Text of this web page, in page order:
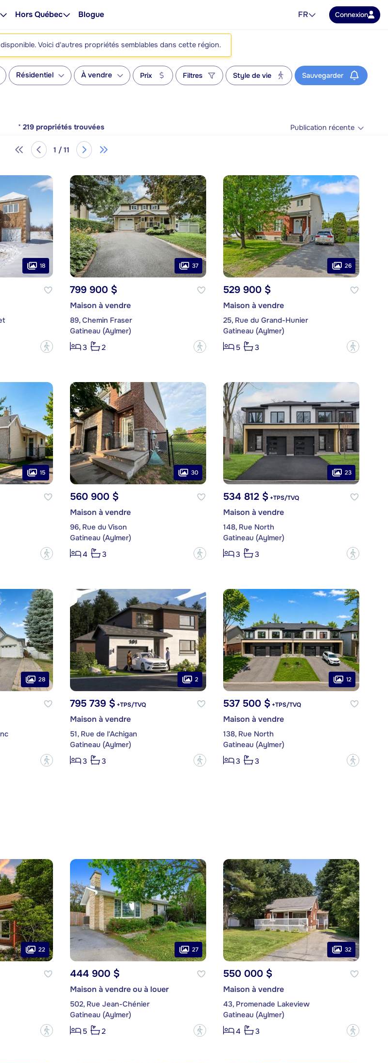
Hors Québec Blogue FR Connexion
Voici d'autres propriétés semblables dans cette région.
Résidentiel À vendre Prix Filtres Style de vie Sauvegarder
* 219 propriétés trouvées Publication récente
1 / 11
18
?
37
799 900 $
Maison à vendre
89, Chemin Fraser
Gatineau (Aylmer)
3
2 ?
26
529 900 $
Maison à vendre
25, Rue du Grand-Hunier
Gatineau (Aylmer)
5
3 ?
15
?
30
560 900 $
Maison à vendre
96, Rue du Vison
Gatineau (Aylmer)
4
3 ?
23
534 812 $+TPS/TVQ
Maison à vendre
148, Rue North
Gatineau (Aylmer)
3
3 ?
28
?
2
795 739 $+TPS/TVQ
Maison à vendre
51, Rue de l'Achigan
Gatineau (Aylmer)
3
3 ?
12
537 500 $+TPS/TVQ
Maison à vendre
138, Rue North
Gatineau (Aylmer)
3
3 ?
22
?
27
444 900 $
Maison à vendre ou à louer
502, Rue Jean-Chénier
Gatineau (Aylmer)
5
2 ?
32
550 000 $
Maison à vendre
43, Promenade Lakeview
Gatineau (Aylmer)
4
3 ?